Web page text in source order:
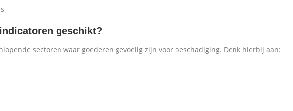
geschikt?
sectoren waar goederen gevoelig zijn voor beschadiging. Denk hierbij aan: